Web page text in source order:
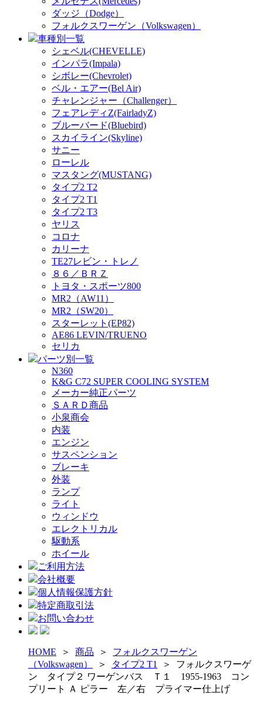
ダッジ（Dodge）
フォルクスワーゲン（Volkswagen）
車種別一覧
シェベル(CHEVELLE)
インパラ(Impala)
シボレー(Chevrolet)
ベル・エアー(Bel Air)
チャレンジャー（Challenger）
フェアレディZ(FairladyZ)
ブルーバード(Bluebird)
スカイライン(Skyline)
サニー
ローレル
マスタング(MUSTANG)
タイプ2 T2
タイプ2 T1
タイプ2 T3
ヤリス
コロナ
カリーナ
TE27レビン・トレノ
８６／ＢＲＺ
トヨタ・スポーツ800
MR2（AW11）
MR2（SW20）
スターレット(EP82)
AE86 LEVIN/TRUENO
セリカ
パーツ別一覧
N360
K&G C72 SUPER COOLING SYSTEM
メーカー純正パーツ
ＳＡＲＤ商品
小泉商会
内装
エンジン
サスペンション
ブレーキ
外装
ランプ
ライト
ウィンドウ
エレクトリカル
駆動系
ホイール
ご利用方法
会社概要
個人情報保護方針
特定商取引法
お問い合わせ
HOME ＞ 商品 ＞ フォルクスワーゲン
（Volkswagen）
＞ タイプ2 T1 ＞ フォルクスワーゲ
ン タイプ２ ワーゲンバス Ｔ１ 1955-1963 コン
プリート Ａ ピラー 左／右 プライマー仕上げ